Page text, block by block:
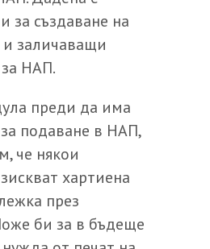
за създаване на
заличаващи
НАП.
преди да има
подаване в НАП,
че някои
хартиена
през
би за в бъдеще